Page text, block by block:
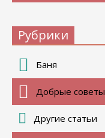
Рубрики
Баня
Добрые советы
Другие статьи